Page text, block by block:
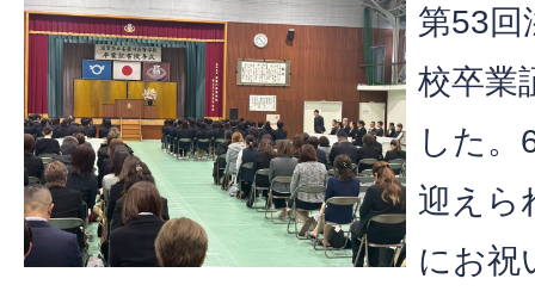
第53回
校卒業
した。
迎えら
にお祝